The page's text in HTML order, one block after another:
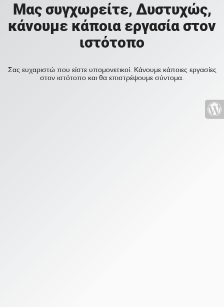
Μας συγχωρείτε, Δυστυχώς,
κάνουμε κάποια εργασία στον
ιστότοπο
Σας ευχαριστώ που είστε υπομονετικοί. Κάνουμε κάποιες εργασίες
στον ιστότοπο και θα επιστρέψουμε σύντομα.